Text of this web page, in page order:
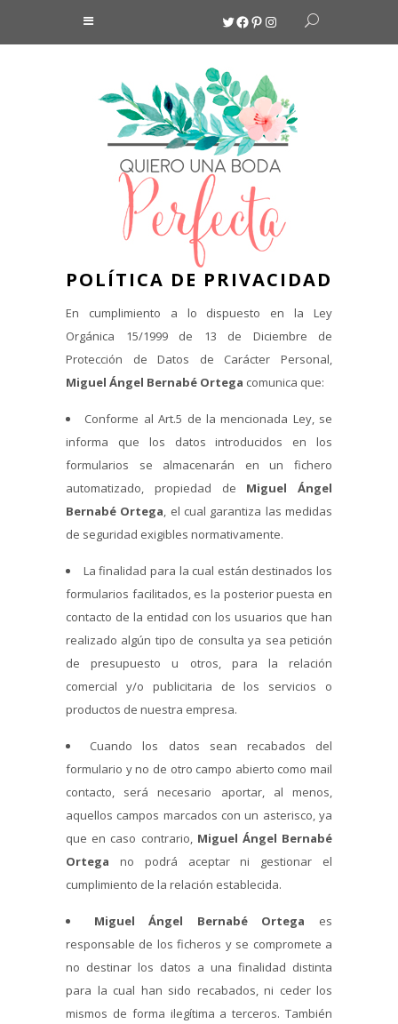
Twitter
Facebook
Pinterest
Instagram
POLÍTICA DE PRIVACIDAD
En cumplimiento a lo dispuesto en la Ley
Orgánica 15/1999 de 13 de Diciembre de
Protección de Datos de Carácter Personal,
Miguel Ángel Bernabé Ortega comunica que:
Conforme al Art.5 de la mencionada Ley, se
informa que los datos introducidos en los
formularios se almacenarán en un fichero
automatizado, propiedad de Miguel Ángel
Bernabé Ortega, el cual garantiza las medidas
de seguridad exigibles normativamente.
La finalidad para la cual están destinados los
formularios facilitados, es la posterior puesta en
contacto de la entidad con los usuarios que han
realizado algún tipo de consulta ya sea petición
de presupuesto u otros, para la relación
comercial y/o publicitaria de los servicios o
productos de nuestra empresa.
Cuando los datos sean recabados del
formulario y no de otro campo abierto como mail
contacto, será necesario aportar, al menos,
aquellos campos marcados con un asterisco, ya
que en caso contrario, Miguel Ángel Bernabé
Ortega no podrá aceptar ni gestionar el
cumplimiento de la relación establecida.
Miguel Ángel Bernabé Ortega es
responsable de los ficheros y se compromete a
no destinar los datos a una finalidad distinta
para la cual han sido recabados, ni ceder los
mismos de forma ilegítima a terceros. También